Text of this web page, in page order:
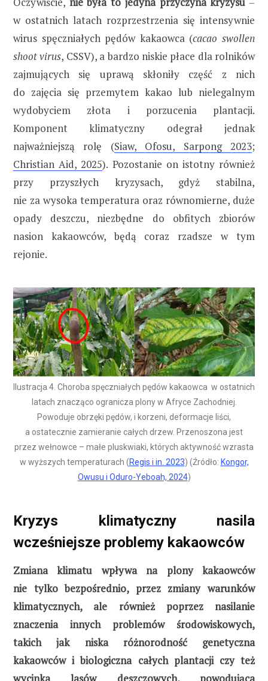
w ostatnich latach rozprzestrzenia się intensywnie
wirus spęczniałych pędów kakaowca (cacao swollen
shoot virus, CSSV), a bardzo niskie płace dla rolników
zajmujących się uprawą skłoniły część z nich
do zajęcia się przemytem kakao lub nielegalnym
wydobyciem złota i porzucenia plantacji.
Komponent klimatyczny odegrał jednak
najważniejszą rolę (Siaw, Ofosu, Sarpong 2023;
Christian Aid, 2025). Pozostanie on istotny również
przy przyszłych kryzysach, gdyż stabilna,
nie za wysoka temperatura oraz równomierne, duże
opady deszczu, niezbędne do obfitych zbiorów
nasion kakaowców, będą coraz rzadsze w tym
rejonie.
Ilustracja 4. Choroba spęczniałych pędów kakaowca w ostatnich
latach znacząco ogranicza plony w Afryce Zachodniej.
Powoduje obrzęki pędów, i korzeni, deformacje liści,
a ostatecznie zamieranie całych drzew. Przenoszona jest
przez wełnowce – małe pluskwiaki, których aktywność wzrasta
w wyższych temperaturach (Regis i in. 2023) (Źródło: Kongor,
Owusu i Oduro-Yeboah, 2024)
Kryzys klimatyczny nasila
wcześniejsze problemy kakaowców
Zmiana klimatu wpływa na plony kakaowców
nie tylko bezpośrednio, przez zmiany warunków
klimatycznych, ale również poprzez nasilanie
znaczenia innych problemów środowiskowych,
takich jak niska różnorodność genetyczna
kakaowców i biologiczna całych plantacji czy też